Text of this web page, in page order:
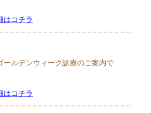
はコチラ
ルデンウィーク診療のご案内で
はコチラ